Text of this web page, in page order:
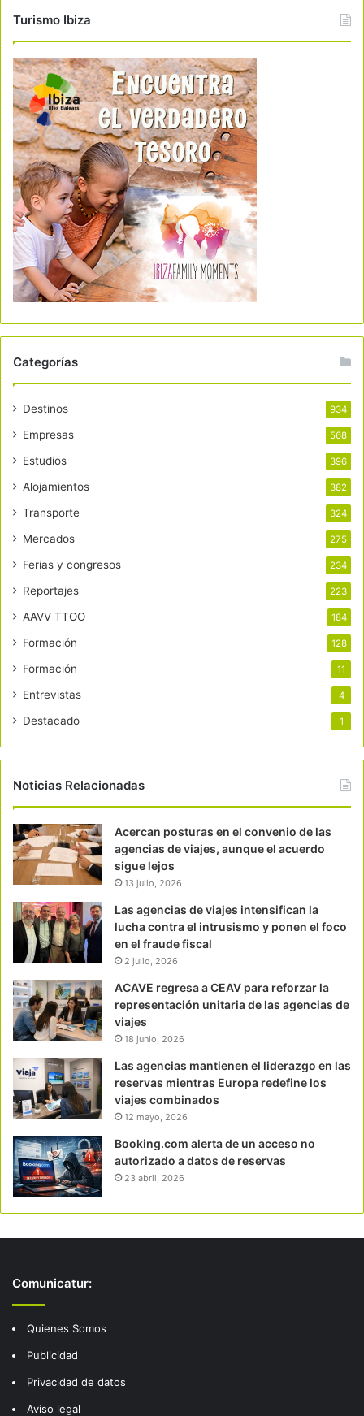
Turismo Ibiza
Categorías
Destinos 934
Empresas 568
Estudios 396
Alojamientos 382
Transporte 324
Mercados 275
Ferias y congresos 234
Reportajes 223
AAVV TTOO 184
Formación 128
Formación 11
Entrevistas 4
Destacado 1
Noticias Relacionadas
Acercan posturas en el convenio de las
agencias de viajes, aunque el acuerdo
sigue lejos
13 julio, 2026
Las agencias de viajes intensifican la
lucha contra el intrusismo y ponen el foco
en el fraude fiscal
2 julio, 2026
ACAVE regresa a CEAV para reforzar la
representación unitaria de las agencias de
viajes
18 junio, 2026
Las agencias mantienen el liderazgo en las
reservas mientras Europa redefine los
viajes combinados
12 mayo, 2026
Booking.com alerta de un acceso no
autorizado a datos de reservas
23 abril, 2026
Comunicatur:
Quienes Somos
Publicidad
Privacidad de datos
Aviso legal